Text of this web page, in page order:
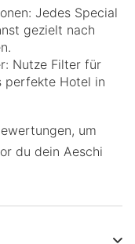
Jedes Special
gezielt nach
Nutze Filter für
perfekte Hotel in
um
du dein Aeschi